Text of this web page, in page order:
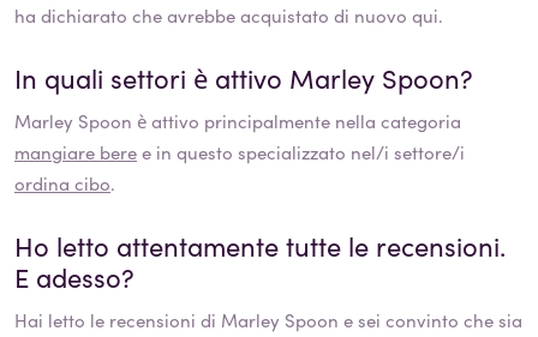
ha dichiarato che avrebbe acquistato di nuovo qui.
In quali settori è attivo Marley Spoon?
Marley Spoon è attivo principalmente nella categoria
mangiare beree in questo specializzato nel/i settore/i
ordina cibo.
Ho letto attentamente tutte le recensioni.
E adesso?
Hai letto le recensioni di Marley Spoon e sei convinto che sia